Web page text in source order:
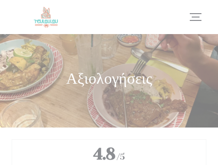
Πίνακας διαχείρισης "Μπισκότων" (Cookies)
Αξιολογήσεις
4.8 /5